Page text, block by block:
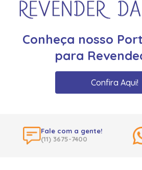
Conheça nosso
para
Confira Aqui!
Fale com a gente!
(11) 3675-7400